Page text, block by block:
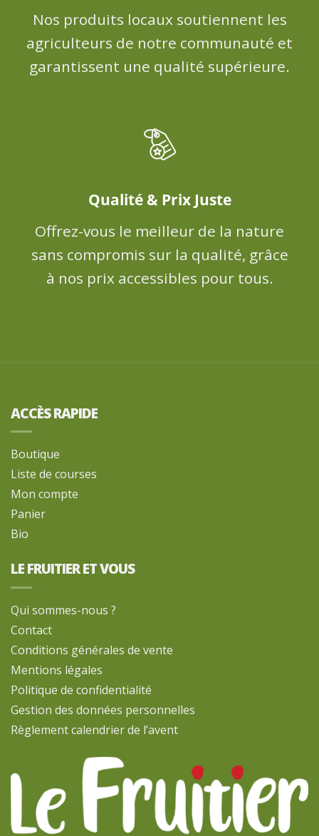
Nos produits locaux soutiennent les
agriculteurs de notre communauté et
garantissent une qualité supérieure.
Qualité & Prix Juste
Offrez-vous le meilleur de la nature
sans compromis sur la qualité, grâce
à nos prix accessibles pour tous.
ACCÈS RAPIDE
Boutique
Liste de courses
Mon compte
Panier
Bio
LE FRUITIER ET VOUS
Qui sommes-nous ?
Contact
Conditions générales de vente
Mentions légales
Politique de confidentialité
Gestion des données personnelles
Règlement calendrier de l’avent